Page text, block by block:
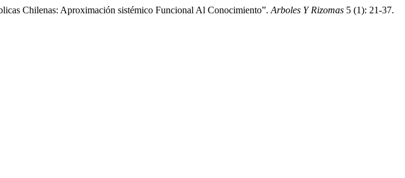
Chilenas: Aproximación sistémico Funcional Al Conocimiento”. Arboles Y Rizomas 5 (1): 21-37.